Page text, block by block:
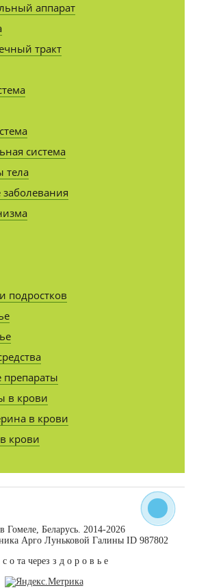
аппарат
тракт
система
тела
подростков
препараты
в крови
в крови
крови
Беларусь. 2014-2026
Арго Луньковой Галины ID 987802
о та через з д о р о в ь е